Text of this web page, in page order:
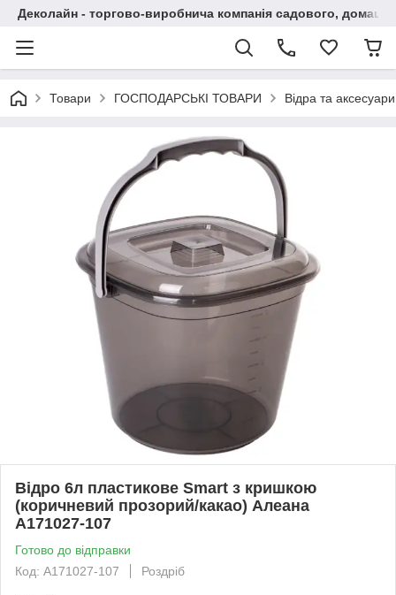
Деколайн - торгово-виробнича компанія садового,
Товари ГОСПОДАРСЬКІ ТОВАРИ Відра та аксесуари
Відро 6л пластикове Smart з кришкою
(коричневий прозорий/какао) Алеана
А171027-107
Готово до відправки
Код: А171027-107
Роздріб